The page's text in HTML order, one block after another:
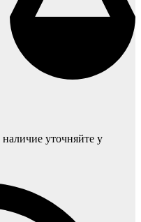
уточняйте у